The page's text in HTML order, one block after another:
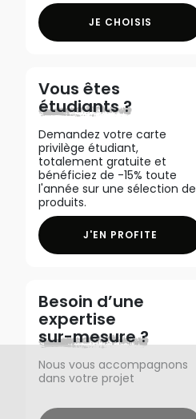
JE CHOISIS
Vous êtes
étudiants ?
Demandez votre carte
privilège étudiant,
totalement gratuite et
bénéficiez de -15% toute
l'année sur une sélection de
produits.
J'EN PROFITE
Besoin d’une
expertise
sur-mesure ?
Nous vous accompagnons
dans votre projet